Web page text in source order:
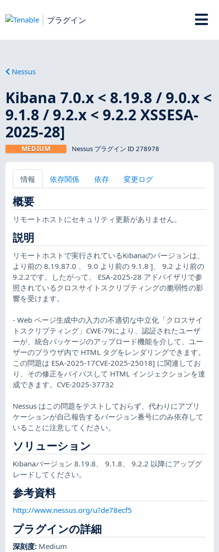
プラグイン
Nessus
Kibana 7.0.x < 8.19.8 / 9.0.x <
9.1.8 / 9.2.x < 9.2.2 XSSESA-
2025-28]
MEDIUM Nessus プラグイン ID 278978
情報 依存関係 依存 変更ログ
概要
リモートホストにセキュリティ更新がありません。
説明
リモートホストで実行されているKibanaのバージョンは、
より前の 8.19.87.0 、 9.0 より前の 9.1.8 ]、 9.2 より前の
9.2.2です。したがって、 ESA-2025-28 アドバイザリで参
照されているクロスサイトスクリプティングの脆弱性の影
響を受けます。
- Web ページ生成中の入力の不適切な中立化「クロスサイ
トスクリプティング」CWE-79により、認証されたユーザ
ーが、統合パッケージのアップロード機能を介して、ユー
ザーのブラウザ内で HTML タグをレンダリングできます。
この問題は ESA-2025-17CVE-2025-25018] に関連してお
り、その修正をバイパスして HTML インジェクションを達
成できます。CVE-2025-37732
Nessus はこの問題をテストしておらず、代わりにアプリ
ケーションが自己報告するバージョン番号にのみ依存して
いることに注意してください。
ソリューション
Kibanaバージョン 8.19.8、 9.1.8、 9.2.2 以降にアップグ
レードしてください。
参考資料
http://www.nessus.org/u?de78ecf5
プラグインの詳細
深刻度: Medium